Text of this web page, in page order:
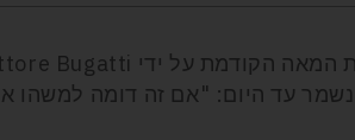
עד היום: "אם זה דומה למשהו